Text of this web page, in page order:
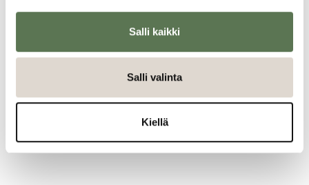
Salli kaikki
Salli valinta
Kiellä
Huomaa ajankohtien 1.7., 26.7., 12.8. aikaisempi
aloituskellonaika ja ajankohdan 26.7. viikonpäivä
sivun osoitteessa saarijarvi.fi/museo/ajankohtaista
museon ystävien
sivuilla. Tapahtumiin on vapaa pääsy, ellei